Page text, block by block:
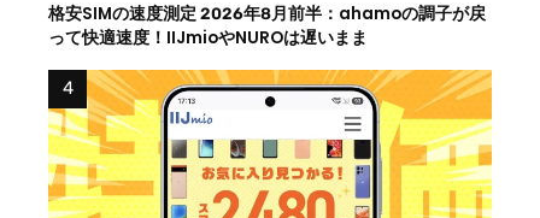
格安SIMの速度測定 2026年8月前半：ahamoの調子が戻
って快適速度！IIJmioやNUROは遅いまま